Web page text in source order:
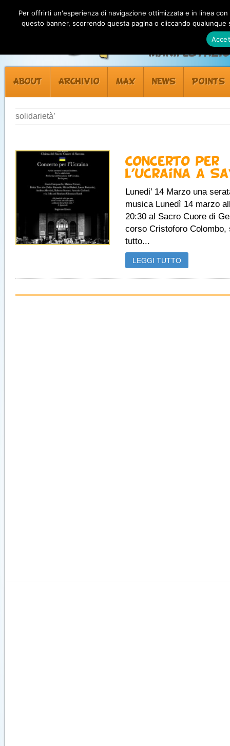
ABOUT ARCHIVIO MAX NEWS POINTS
solidarietà’
Concerto per
l’Ucraina a
Lunedi’ 14 Marzo una
musica Lunedì 14 marzo
20:30 al Sacro Cuore di
corso Cristoforo Colombo,
tutto...
LEGGI TUTTO
Per offrirti un'esperienza di navigazione ottimizzata e in linea
questo banner, scorrendo questa pagina o cliccando